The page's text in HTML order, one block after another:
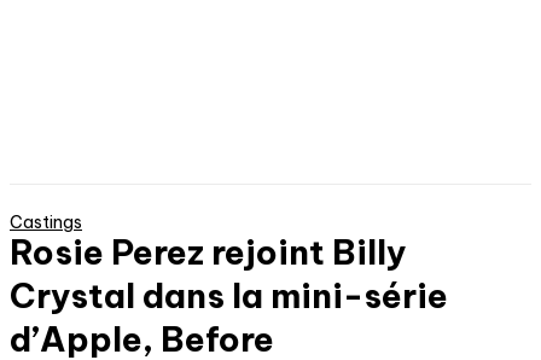
Castings
Rosie Perez rejoint Billy
Crystal dans la mini-série
d’Apple, Before